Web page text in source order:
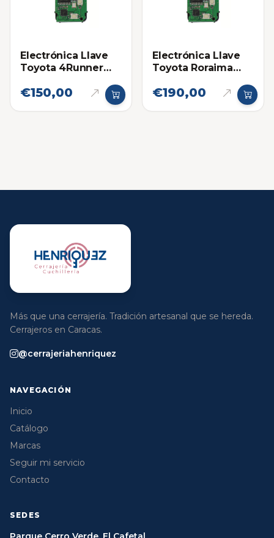
Electrónica Llave
Toyota 4Runner
€150,00
Electrónica Llave
Toyota Roraima
HYQ14AEM
€190,00
Más que una cerrajería. Tradición artesanal que se hereda.
Cerrajeros en Caracas.
@cerrajeriahenriquez
NAVEGACIÓN
Inicio
Catálogo
Marcas
Seguir mi servicio
Contacto
SEDES